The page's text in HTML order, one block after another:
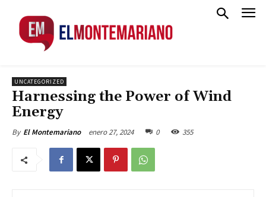
UNCATEGORIZED
Harnessing the Power of Wind
Energy
By El Montemariano enero 27, 2024 0 355